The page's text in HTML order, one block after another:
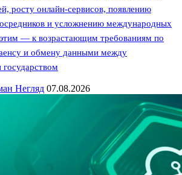
росту онлайн-сервисов, появлению
и усложнению международных
этим — к возрастающим требованиям по
и обмену данными между
Негляд 07.08.2026